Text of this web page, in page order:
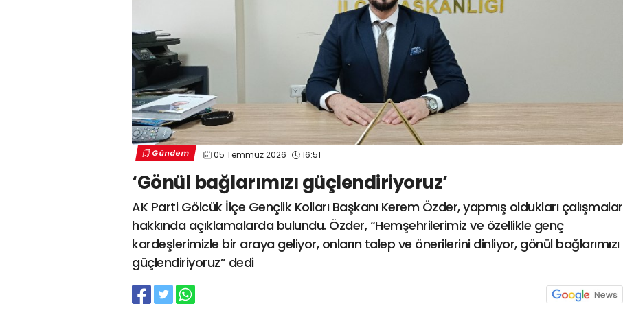
Gündem 05 Temmuz 2026 16:51
‘Gönül bağlarımızı güçlendiriyoruz’
AK Parti Gölcük İlçe Gençlik Kolları Başkanı Kerem Özder, yapmış oldukları çalışmalar
hakkında açıklamalarda bulundu. Özder, “Hemşehrilerimiz ve özellikle genç
kardeşlerimizle bir araya geliyor, onların talep ve önerilerini dinliyor, gönül bağlarımızı
güçlendiriyoruz” dedi